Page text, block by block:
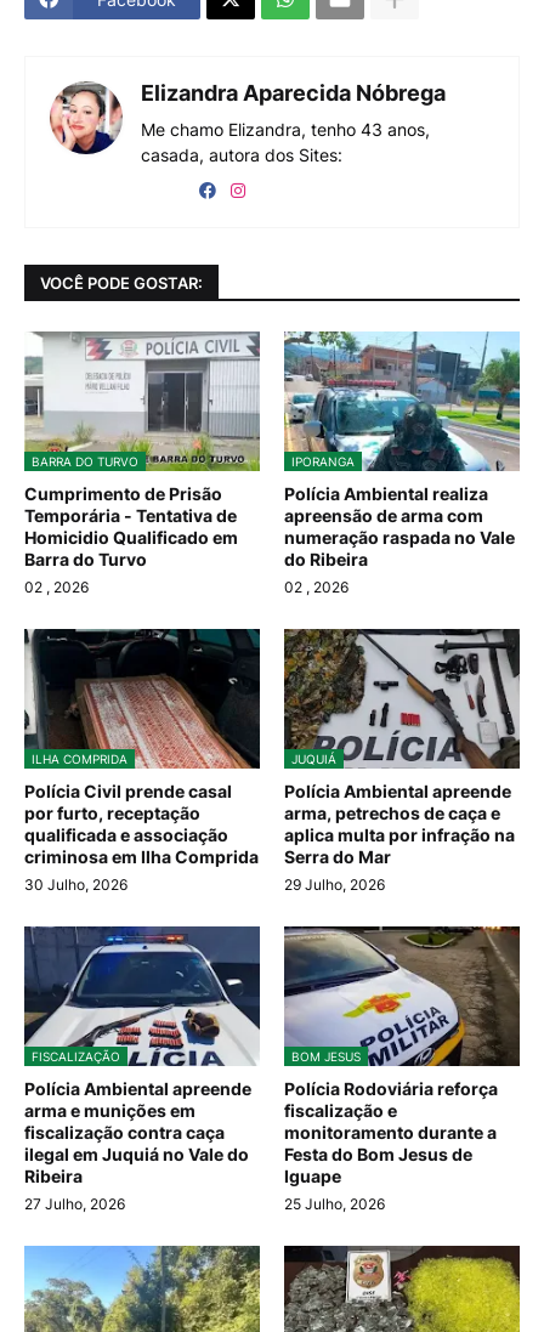
Elizandra Aparecida Nóbrega
Me chamo Elizandra, tenho 43 anos,
casada, autora dos Sites:
VOCÊ PODE GOSTAR:
BARRA DO TURVO
Cumprimento de Prisão
Temporária - Tentativa de
Homicidio Qualificado em
Barra do Turvo
02 , 2026
IPORANGA
Polícia Ambiental realiza
apreensão de arma com
numeração raspada no Vale
do Ribeira
02 , 2026
ILHA COMPRIDA
Polícia Civil prende casal
por furto, receptação
qualificada e associação
criminosa em Ilha Comprida
30 Julho, 2026
JUQUIÁ
Polícia Ambiental apreende
arma, petrechos de caça e
aplica multa por infração na
Serra do Mar
29 Julho, 2026
FISCALIZAÇÃO
Polícia Ambiental apreende
arma e munições em
fiscalização contra caça
ilegal em Juquiá no Vale do
Ribeira
27 Julho, 2026
BOM JESUS
Polícia Rodoviária reforça
fiscalização e
monitoramento durante a
Festa do Bom Jesus de
Iguape
25 Julho, 2026